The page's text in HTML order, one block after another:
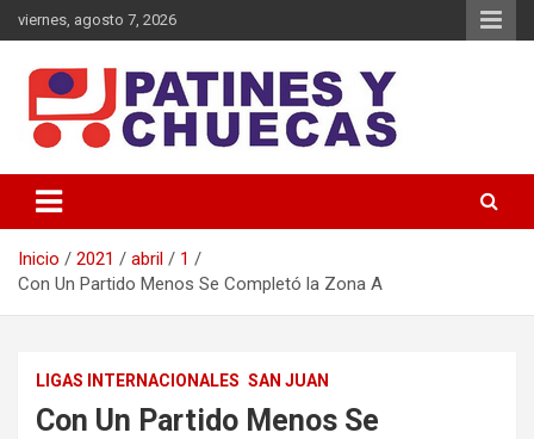
Saltar
al
viernes, agosto 7, 2026
Patines y Chuecas
Inicio 2021 abril
1
Con Un Partido Menos Se Completó la Zona A
LIGAS INTERNACIONALES SAN JUAN
Con Un Partido Menos Se